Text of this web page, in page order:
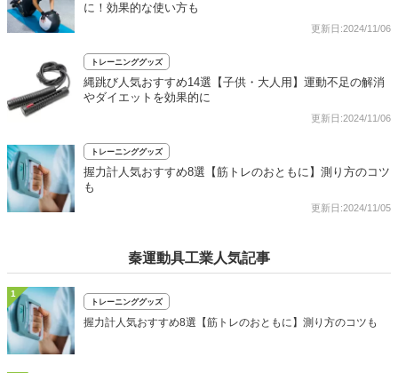
に！効果的な使い方も
更新日:2024/11/06
トレーニンググッズ
縄跳び人気おすすめ14選【子供・大人用】運動不足の解消
やダイエットを効果的に
更新日:2024/11/06
トレーニンググッズ
握力計人気おすすめ8選【筋トレのおともに】測り方のコツ
も
更新日:2024/11/05
秦運動具工業人気記事
1
トレーニンググッズ
握力計人気おすすめ8選【筋トレのおともに】測り方のコツも